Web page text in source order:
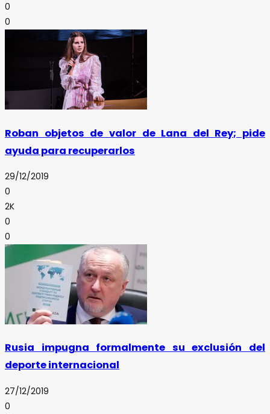
0
0
Roban objetos de valor de Lana del Rey; pide
ayuda para recuperarlos
29/12/2019
0
2K
0
0
Rusia impugna formalmente su exclusión del
deporte internacional
27/12/2019
0